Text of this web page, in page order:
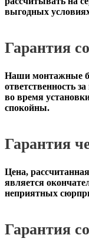
выгодных
Гарантия
Наши монтажные
ответственность
во время
спокойны.
Гарантия
Цена,
является
неприятных
Гарантия